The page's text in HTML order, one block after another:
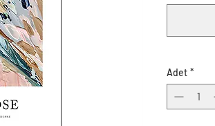
Adet *